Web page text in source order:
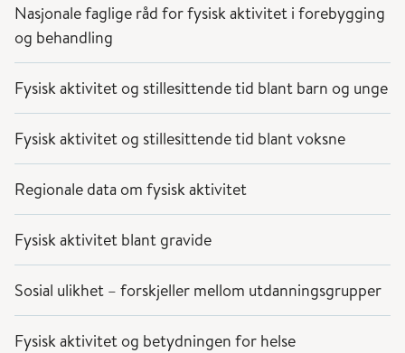
Nasjonale faglige råd for fysisk aktivitet i forebygging
og behandling
Fysisk aktivitet og stillesittende tid blant barn og unge
Fysisk aktivitet og stillesittende tid blant voksne
Regionale data om fysisk aktivitet
Fysisk aktivitet blant gravide
Sosial ulikhet – forskjeller mellom utdanningsgrupper
Fysisk aktivitet og betydningen for helse